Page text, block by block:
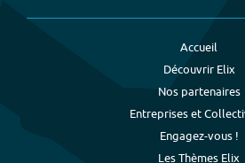
Accueil
Découvrir Elix
Nos partenaires
Entreprises et
Engagez-vous !
Les Thèmes Elix